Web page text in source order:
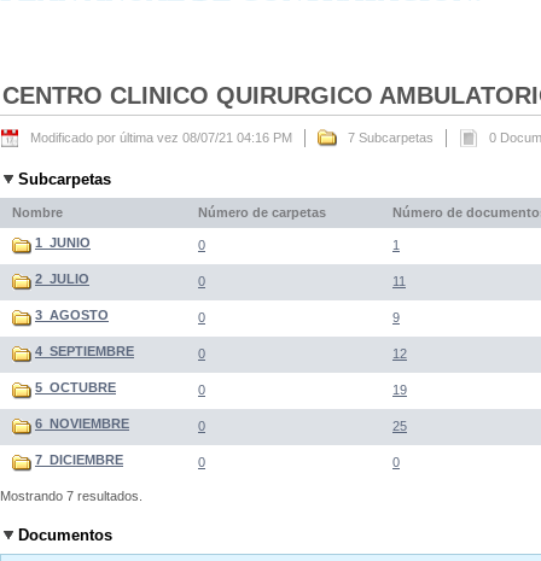
CENTRO CLINICO QUIRURGICO
Modificado por última vez 08/07/21 04:16 PM 7 Subcarpetas 0
Subcarpetas
Nombre Número de carpetas Número de
1_JUNIO 0 1
2_JULIO 0 11
3_AGOSTO 0 9
4_SEPTIEMBRE 0 12
5_OCTUBRE 0 19
6_NOVIEMBRE 0 25
7_DICIEMBRE 0 0
Mostrando 7 resultados.
Documentos